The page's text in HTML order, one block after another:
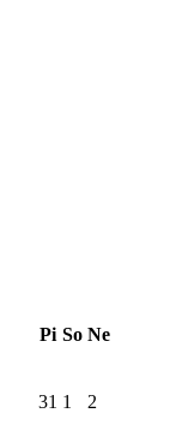
Pi So Ne
31 1 2